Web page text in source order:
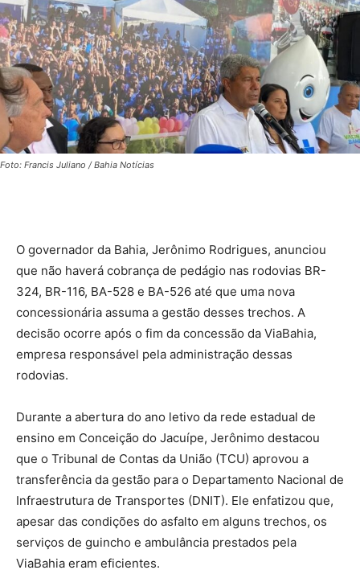
Foto: Francis Juliano / Bahia Notícias
O governador da Bahia, Jerônimo Rodrigues, anunciou
que não haverá cobrança de pedágio nas rodovias BR-
324, BR-116, BA-528 e BA-526 até que uma nova
concessionária assuma a gestão desses trechos. A
decisão ocorre após o fim da concessão da ViaBahia,
empresa responsável pela administração dessas
rodovias.
Durante a abertura do ano letivo da rede estadual de
ensino em Conceição do Jacuípe, Jerônimo destacou
que o Tribunal de Contas da União (TCU) aprovou a
transferência da gestão para o Departamento Nacional de
Infraestrutura de Transportes (DNIT). Ele enfatizou que,
apesar das condições do asfalto em alguns trechos, os
serviços de guincho e ambulância prestados pela
ViaBahia eram eficientes.